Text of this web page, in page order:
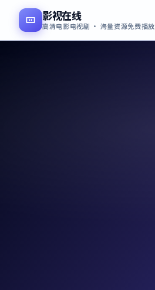
影视在线
高清电影电视剧 · 海量资源免费播放